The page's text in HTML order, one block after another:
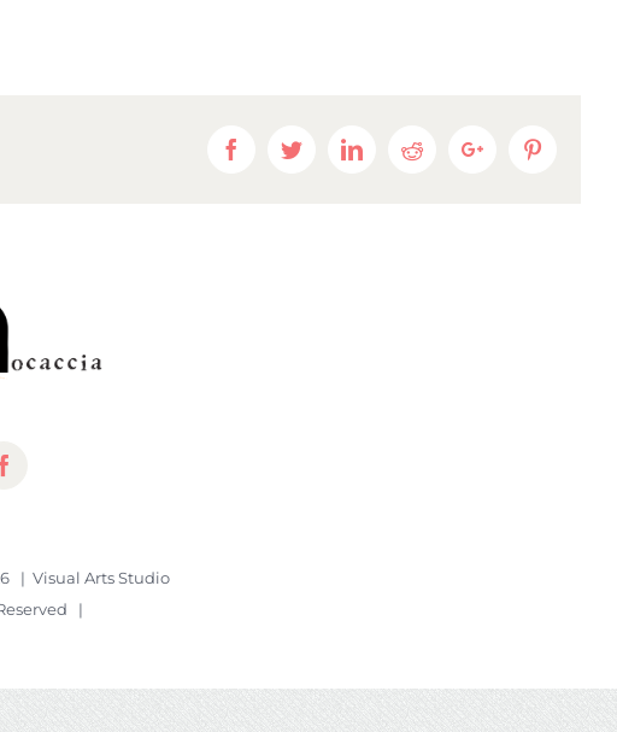
FacebookTwitterLinkedInRedditGoogle+
| Visual Arts Studio
|